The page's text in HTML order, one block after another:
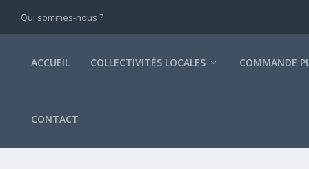
Qui sommes-nous ?
ACCUEIL COLLECTIVITÉS LOCALES COMMANDE
CONTACT